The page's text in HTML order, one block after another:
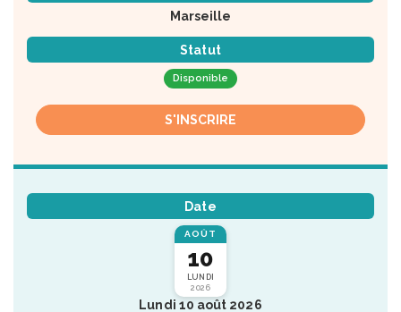
Marseille
Statut
Disponible
S'INSCRIRE
Date
AOÛT
10
LUNDI
2026
Lundi 10 août 2026